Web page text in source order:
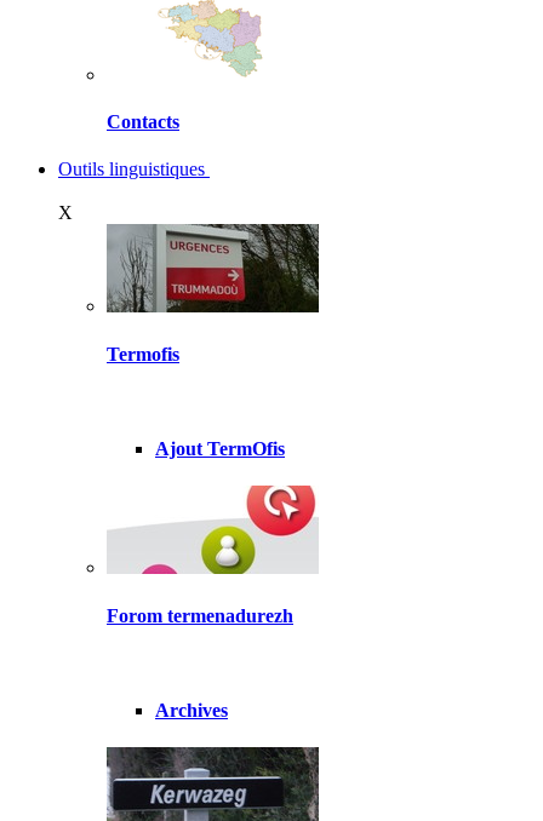
Contacts
Outils linguistiques
X
Termofis
Ajout TermOfis
Forom termenadurezh
Archives